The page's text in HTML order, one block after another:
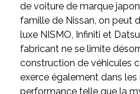
de voiture de marque
famille de Nissan, on peut
luxe NISMO, Infiniti et
fabricant ne se limite
construction de véhicules
exerce également dans
performance telle que la